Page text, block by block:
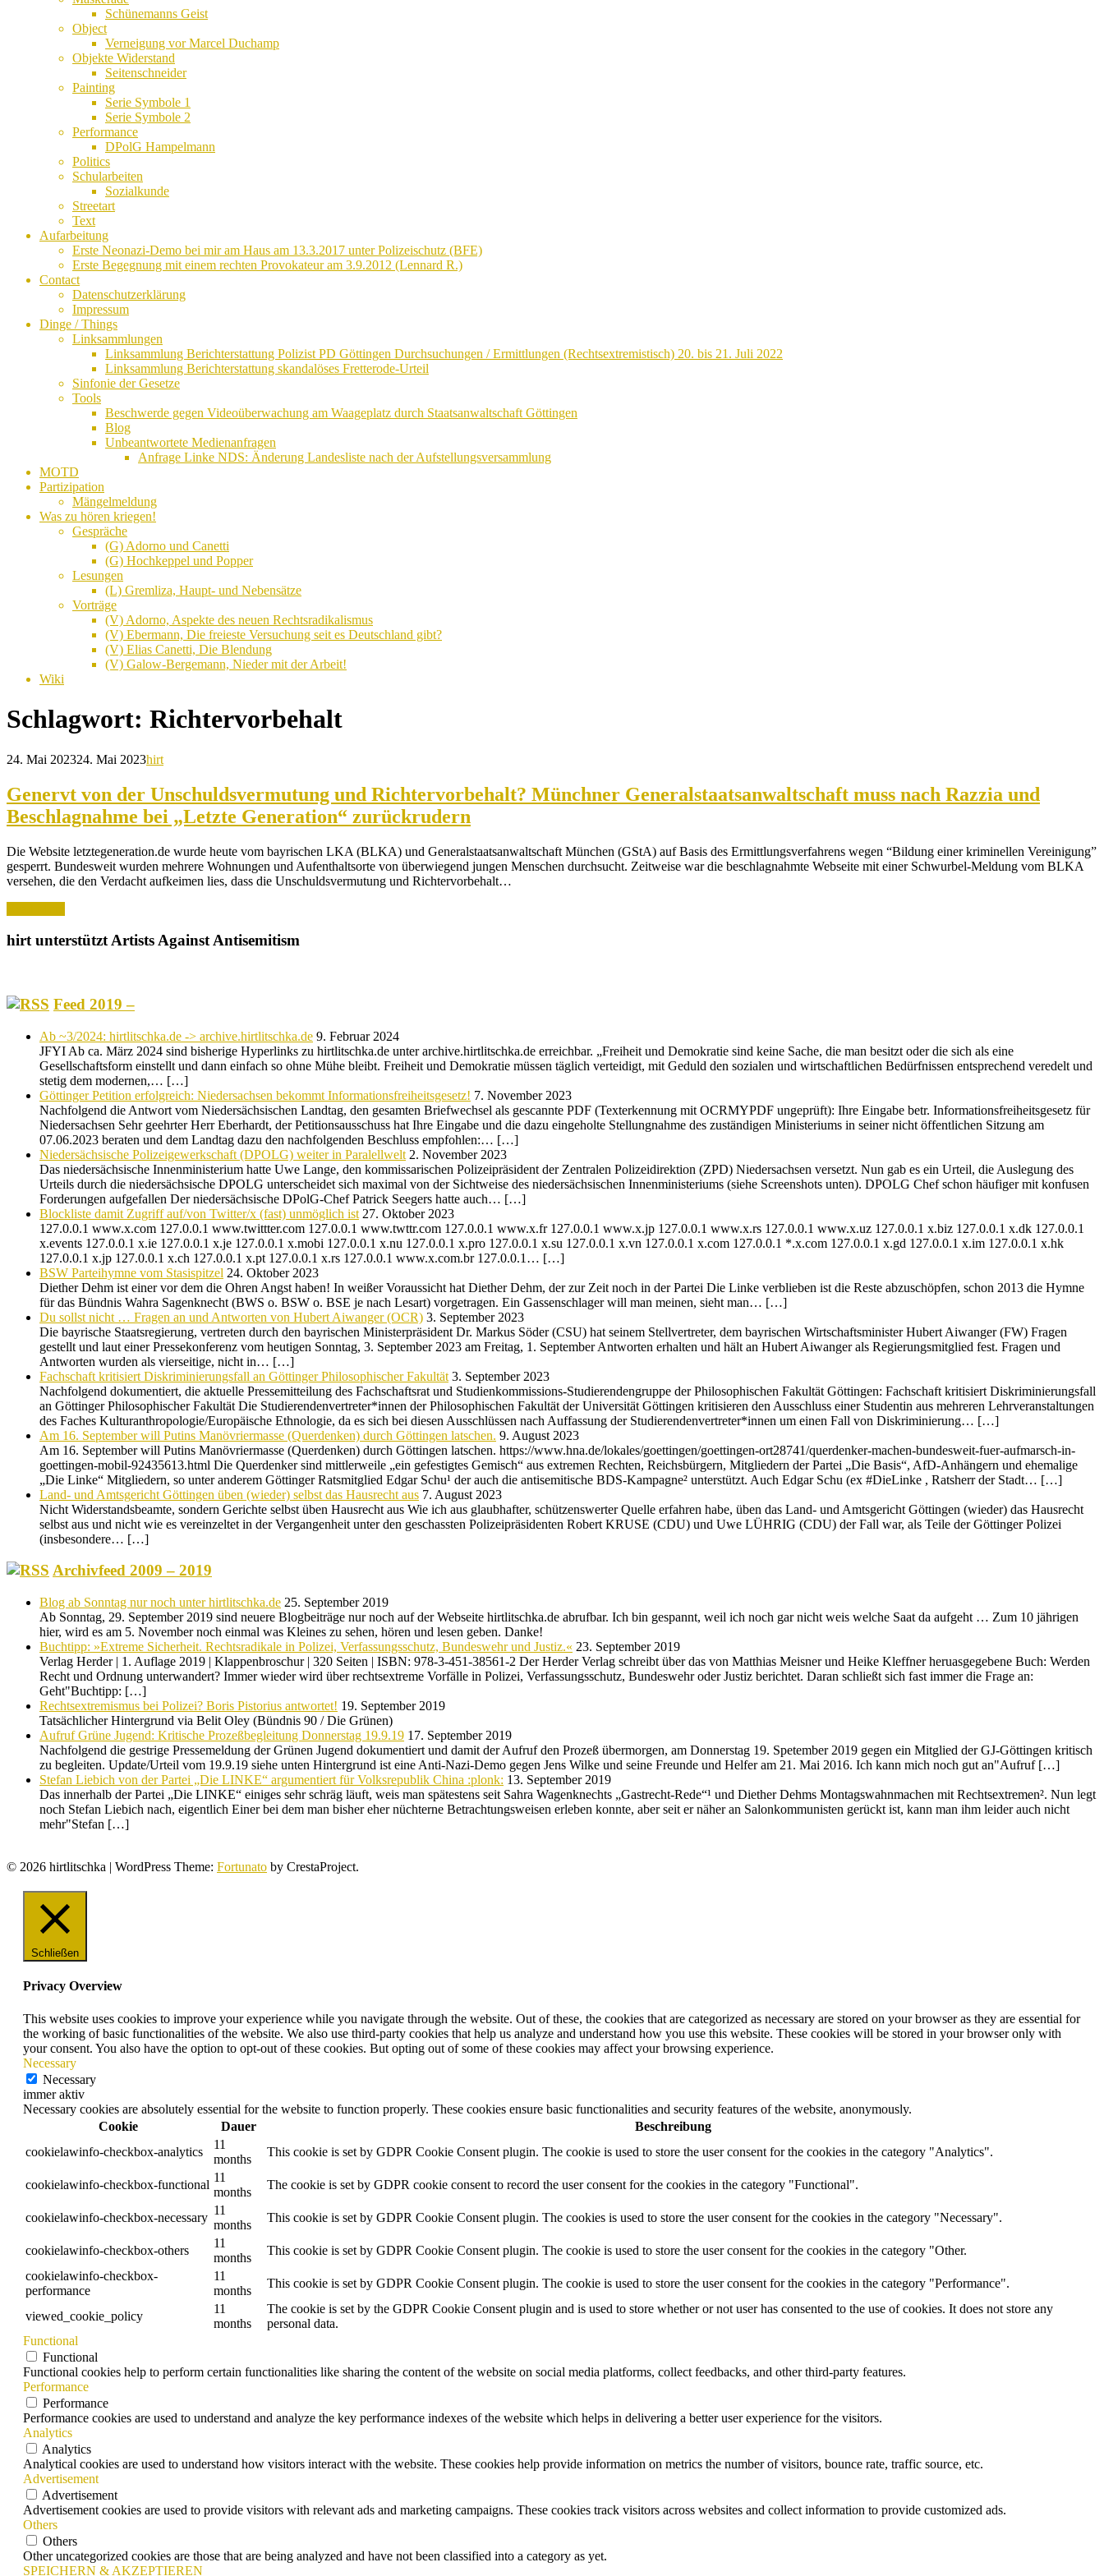
Schünemanns Geist
Object
Verneigung vor Marcel Duchamp
Objekte Widerstand
Seitenschneider
Painting
Serie Symbole 1
Serie Symbole 2
Performance
DPolG Hampelmann
Politics
Schularbeiten
Sozialkunde
Streetart
Text
Aufarbeitung
Erste Neonazi-Demo bei mir am Haus am 13.3.2017 unter Polizeischutz (BFE)
Erste Begegnung mit einem rechten Provokateur am 3.9.2012 (Lennard R.)
Contact
Datenschutzerklärung
Impressum
Dinge / Things
Linksammlungen
Linksammlung Berichterstattung Polizist PD Göttingen Durchsuchungen / Ermittlungen (Rechtsextremistisch) 20. bis 21. Juli 2022
Linksammlung Berichterstattung skandalöses Fretterode-Urteil
Sinfonie der Gesetze
Tools
Beschwerde gegen Videoüberwachung am Waageplatz durch Staatsanwaltschaft Göttingen
Blog
Unbeantwortete Medienanfragen
Anfrage Linke NDS: Änderung Landesliste nach der Aufstellungsversammlung
MOTD
Partizipation
Mängelmeldung
Was zu hören kriegen!
Gespräche
(G) Adorno und Canetti
(G) Hochkeppel und Popper
Lesungen
(L) Gremliza, Haupt- und Nebensätze
Vorträge
(V) Adorno, Aspekte des neuen Rechtsradikalismus
(V) Ebermann, Die freieste Versuchung seit es Deutschland gibt?
(V) Elias Canetti, Die Blendung
(V) Galow-Bergemann, Nieder mit der Arbeit!
Wiki
Schlagwort: Richtervorbehalt
24. Mai 202324. Mai 2023hirt
Genervt von der Unschuldsvermutung und Richtervorbehalt? Münchner Generalstaatsanwaltschaft muss nach Razzia und
Beschlagnahme bei „Letzte Generation“ zurückrudern
Die Website letztegeneration.de wurde heute vom bayrischen LKA (BLKA) und Generalstaatsanwaltschaft München (GStA) auf Basis des Ermittlungsverfahrens wegen “Bildung einer kriminellen Vereinigung”
gesperrt. Bundesweit wurden mehrere Wohnungen und Aufenthaltsorte von überwiegend jungen Menschen durchsucht. Zeitweise war die beschlagnahmte Webseite mit einer Schwurbel-Meldung vom BLKA
versehen, die den Verdacht aufkeimen lies, dass die Unschuldsvermutung und Richtervorbehalt…
hirt unterstützt Artists Against Antisemitism
Feed 2019 –
Ab ~3/2024: hirtlitschka.de -> archive.hirtlitschka.de 9. Februar 2024
JFYI Ab ca. März 2024 sind bisherige Hyperlinks zu hirtlitschka.de unter archive.hirtlitschka.de erreichbar. „Freiheit und Demokratie sind keine Sache, die man besitzt oder die sich als eine
Gesellschaftsform einstellt und dann einfach so ohne Mühe bleibt. Freiheit und Demokratie müssen täglich verteidigt, mit Geduld den sozialen und wirtschaftlichen Bedürfnissen entsprechend veredelt und
stetig dem modernen,… […]
Göttinger Petition erfolgreich: Niedersachsen bekommt Informationsfreiheitsgesetz! 7. November 2023
Nachfolgend die Antwort vom Niedersächsischen Landtag, den gesamten Briefwechsel als gescannte PDF (Texterkennung mit OCRMYPDF ungeprüft): Ihre Eingabe betr. Informationsfreiheitsgesetz für
Niedersachsen Sehr geehrter Herr Eberhardt, der Petitionsausschuss hat Ihre Eingabe und die dazu eingeholte Stellungnahme des zuständigen Ministeriums in seiner nicht öffentlichen Sitzung am
07.06.2023 beraten und dem Landtag dazu den nachfolgenden Beschluss empfohlen:… […]
Niedersächsische Polizeigewerkschaft (DPOLG) weiter in Paralellwelt 2. November 2023
Das niedersächsische Innenministerium hatte Uwe Lange, den kommissarischen Polizeipräsident der Zentralen Polizeidirektion (ZPD) Niedersachsen versetzt. Nun gab es ein Urteil, die Auslegung des
Urteils durch die niedersächsische DPOLG unterscheidet sich maximal von der Sichtweise des niedersächsischen Innenministeriums (siehe Screenshots unten). DPOLG Chef schon häufiger mit konfusen
Forderungen aufgefallen Der niedersächsische DPolG-Chef Patrick Seegers hatte auch… […]
Blockliste damit Zugriff auf/von Twitter/x (fast) unmöglich ist 27. Oktober 2023
127.0.0.1 www.x.com 127.0.0.1 www.twittter.com 127.0.0.1 www.twttr.com 127.0.0.1 www.x.fr 127.0.0.1 www.x.jp 127.0.0.1 www.x.rs 127.0.0.1 www.x.uz 127.0.0.1 x.biz 127.0.0.1 x.dk 127.0.0.1
x.events 127.0.0.1 x.ie 127.0.0.1 x.je 127.0.0.1 x.mobi 127.0.0.1 x.nu 127.0.0.1 x.pro 127.0.0.1 x.su 127.0.0.1 x.vn 127.0.0.1 x.com 127.0.0.1 *.x.com 127.0.0.1 x.gd 127.0.0.1 x.im 127.0.0.1 x.hk
127.0.0.1 x.jp 127.0.0.1 x.ch 127.0.0.1 x.pt 127.0.0.1 x.rs 127.0.0.1 www.x.com.br 127.0.0.1… […]
BSW Parteihymne vom Stasispitzel 24. Oktober 2023
Diether Dehm ist einer vor dem die Ohren Angst haben! In weißer Voraussicht hat Diether Dehm, der zur Zeit noch in der Partei Die Linke verblieben ist die Reste abzuschöpfen, schon 2013 die Hymne
für das Bündnis Wahra Sagenknecht (BWS o. BSW o. BSE je nach Lesart) vorgetragen. Ein Gassenschlager will man meinen, sieht man… […]
Du sollst nicht … Fragen an und Antworten von Hubert Aiwanger (OCR) 3. September 2023
Die bayrische Staatsregierung, vertreten durch den bayrischen Ministerpräsident Dr. Markus Söder (CSU) hat seinem Stellvertreter, dem bayrischen Wirtschaftsminister Hubert Aiwanger (FW) Fragen
gestellt und laut einer Pressekonferenz vom heutigen Sonntag, 3. September 2023 am Freitag, 1. September Antworten erhalten und hält an Hubert Aiwanger als Regierungsmitglied fest. Fragen und
Antworten wurden als vierseitige, nicht in… […]
Fachschaft kritisiert Diskriminierungsfall an Göttinger Philosophischer Fakultät 3. September 2023
Nachfolgend dokumentiert, die aktuelle Pressemitteilung des Fachschaftsrat und Studienkommissions-Studierendengruppe der Philosophischen Fakultät Göttingen: Fachschaft kritisiert Diskriminierungsfall
an Göttinger Philosophischer Fakultät Die Studierendenvertreter*innen der Philosophischen Fakultät der Universität Göttingen kritisieren den Ausschluss einer Studentin aus mehreren Lehrveranstaltungen
des Faches Kulturanthropologie/Europäische Ethnologie, da es sich bei diesen Ausschlüssen nach Auffassung der Studierendenvertreter*innen um einen Fall von Diskriminierung… […]
Am 16. September will Putins Manövriermasse (Querdenken) durch Göttingen latschen. 9. August 2023
Am 16. September will Putins Manövriermasse (Querdenken) durch Göttingen latschen. https://www.hna.de/lokales/goettingen/goettingen-ort28741/querdenker-machen-bundesweit-fuer-aufmarsch-in-
goettingen-mobil-92435613.html Die Querdenker sind mittlerweile „ein gefestigtes Gemisch“ aus extremen Rechten, Reichsbürgern, Mitgliedern der Partei „Die Basis“, AfD-Anhängern und ehemalige
„Die Linke“ Mitgliedern, so unter anderem Göttinger Ratsmitglied Edgar Schu¹ der auch die antisemitische BDS-Kampagne² unterstützt. Auch Edgar Schu (ex #DieLinke , Ratsherr der Stadt… […]
Land- und Amtsgericht Göttingen üben (wieder) selbst das Hausrecht aus 7. August 2023
Nicht Widerstandsbeamte, sondern Gerichte selbst üben Hausrecht aus Wie ich aus glaubhafter, schützenswerter Quelle erfahren habe, üben das Land- und Amtsgericht Göttingen (wieder) das Hausrecht
selbst aus und nicht wie es vereinzeltet in der Vergangenheit unter den geschassten Polizeipräsidenten Robert KRUSE (CDU) und Uwe LÜHRIG (CDU) der Fall war, als Teile der Göttinger Polizei
(insbesondere… […]
Archivfeed 2009 – 2019
Blog ab Sonntag nur noch unter hirtlitschka.de 25. September 2019
Ab Sonntag, 29. September 2019 sind neuere Blogbeiträge nur noch auf der Webseite hirtlitschka.de abrufbar. Ich bin gespannt, weil ich noch gar nicht weis welche Saat da aufgeht … Zum 10 jährigen
hier, wird es am 5. November noch einmal was Kleines zu sehen, hören und lesen geben. Danke!
Buchtipp: »Extreme Sicherheit. Rechtsradikale in Polizei, Verfassungsschutz, Bundeswehr und Justiz.« 23. September 2019
Verlag Herder | 1. Auflage 2019 | Klappenbroschur | 320 Seiten | ISBN: 978-3-451-38561-2 Der Herder Verlag schreibt über das von Matthias Meisner und Heike Kleffner heruasgegebene Buch: Werden
Recht und Ordnung unterwandert? Immer wieder wird über rechtsextreme Vorfälle in Polizei, Verfassungsschutz, Bundeswehr oder Justiz berichtet. Daran schließt sich fast immer die Frage an:
Geht"Buchtipp: […]
Rechtsextremismus bei Polizei? Boris Pistorius antwortet! 19. September 2019
Tatsächlicher Hintergrund via Belit Oley (Bündnis 90 / Die Grünen)
Aufruf Grüne Jugend: Kritische Prozeßbegleitung Donnerstag 19.9.19 17. September 2019
Nachfolgend die gestrige Pressemeldung der Grünen Jugend dokumentiert und damit der Aufruf den Prozeß übermorgen, am Donnerstag 19. Spetember 2019 gegen ein Mitglied der GJ-Göttingen kritisch
zu begleiten. Update/Urteil vom 19.9.19 siehe unten Hintergrund ist eine Anti-Nazi-Demo gegen Jens Wilke und seine Freunde und Helfer am 21. Mai 2016. Ich kann mich noch gut an"Aufruf […]
Stefan Liebich von der Partei „Die LINKE“ argumentiert für Volksrepublik China :plonk: 13. September 2019
Das innerhalb der Partei „Die LINKE“ einiges sehr schräg läuft, weis man spätestens seit Sahra Wagenknechts „Gastrecht-Rede“¹ und Diether Dehms Montagswahnmachen mit Rechtsextremen². Nun legt
noch Stefan Liebich nach, eigentlich Einer bei dem man bisher eher nüchterne Betrachtungsweisen erleben konnte, aber seit er näher an Salonkommunisten gerückt ist, kann man ihm leider auch nicht
mehr"Stefan […]
© 2026 hirtlitschka | WordPress Theme: Fortunato by CrestaProject.
Schließen
Privacy Overview
This website uses cookies to improve your experience while you navigate through the website. Out of these, the cookies that are categorized as necessary are stored on your browser as they are essential for
the working of basic functionalities of the website. We also use third-party cookies that help us analyze and understand how you use this website. These cookies will be stored in your browser only with
your consent. You also have the option to opt-out of these cookies. But opting out of some of these cookies may affect your browsing experience.
Necessary
Necessary
immer aktiv
Necessary cookies are absolutely essential for the website to function properly. These cookies ensure basic functionalities and security features of the website, anonymously.
Cookie
Dauer
Beschreibung
cookielawinfo-checkbox-analytics
11
months
This cookie is set by GDPR Cookie Consent plugin. The cookie is used to store the user consent for the cookies in the category "Analytics".
cookielawinfo-checkbox-functional
11
months
The cookie is set by GDPR cookie consent to record the user consent for the cookies in the category "Functional".
cookielawinfo-checkbox-necessary
11
months
This cookie is set by GDPR Cookie Consent plugin. The cookies is used to store the user consent for the cookies in the category "Necessary".
cookielawinfo-checkbox-others
11
months
This cookie is set by GDPR Cookie Consent plugin. The cookie is used to store the user consent for the cookies in the category "Other.
cookielawinfo-checkbox-
performance
11
months
This cookie is set by GDPR Cookie Consent plugin. The cookie is used to store the user consent for the cookies in the category "Performance".
viewed_cookie_policy
11
months
The cookie is set by the GDPR Cookie Consent plugin and is used to store whether or not user has consented to the use of cookies. It does not store any
personal data.
Functional
Functional
Functional cookies help to perform certain functionalities like sharing the content of the website on social media platforms, collect feedbacks, and other third-party features.
Performance
Performance
Performance cookies are used to understand and analyze the key performance indexes of the website which helps in delivering a better user experience for the visitors.
Analytics
Analytics
Analytical cookies are used to understand how visitors interact with the website. These cookies help provide information on metrics the number of visitors, bounce rate, traffic source, etc.
Advertisement
Advertisement
Advertisement cookies are used to provide visitors with relevant ads and marketing campaigns. These cookies track visitors across websites and collect information to provide customized ads.
Others
Others
Other uncategorized cookies are those that are being analyzed and have not been classified into a category as yet.
SPEICHERN & AKZEPTIEREN